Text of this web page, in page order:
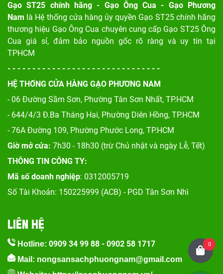
Gạo ST25 chính hãng - Gạo Ông Cua - Gạo Phương
Nam là Hệ thống cửa hàng ủy quyền Gạo ST25 chính hãng
thương hiệu Gạo Ông Cua chuyên cung cấp Gạo ST25 Ông
Cua giá sỉ, đảm bảo nguồn gốc rõ ràng và uy tín tại
TPHCM
- - - - - - - - - - - - - - - - - - - - - - - - - - - - - - -
HỆ THỐNG CỬA HÀNG GẠO PHƯƠNG NAM
- 06 Đường Sầm Sơn, Phường Tân Sơn Nhất, TP.HCM
- 644/4/3 Đ.Ba Tháng Hai, Phường Diên Hồng, TP.HCM
- 76A Đường 109, Phường Phước Long, TP.HCM
Giờ mở cửa: 7h30 - 18h30 (trừ Chủ nhật và ngày Lễ, Tết)
THÔNG TIN CÔNG TY:
Mã số doanh nghiệp: 0312005719
Số Tài Khoản: 150225999 (ACB) - PGD Tân Sơn Nhì
LIÊN HỆ
Hotline: 0909 34 99 88 - 0902 58 1717
Mail: nongsansachphuongnam@gmail.com
0